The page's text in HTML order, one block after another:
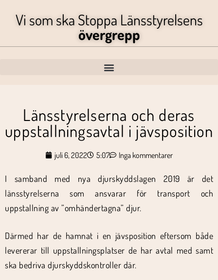
Vi som ska Stoppa Länsstyrelsens
övergrepp
Länsstyrelserna och deras
uppstallningsavtal i jävsposition
juli 6, 2022 5:07 Inga kommentarer
I samband med nya djurskyddslagen 2019 är det
länsstyrelserna som ansvarar för transport och
uppstallning av ”omhändertagna” djur.
Därmed har de hamnat i en jävsposition eftersom både
levererar till uppstallningsplatser de har avtal med samt
ska bedriva djurskyddskontroller där.